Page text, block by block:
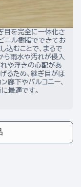
目を完全に一体化さ
ニル樹脂でできてお
込むことで、まるで
ら雨水や汚れが侵入
や浮きの心配があ
るため、継ぎ目がほ
廊下やバルコニー、
最適です。